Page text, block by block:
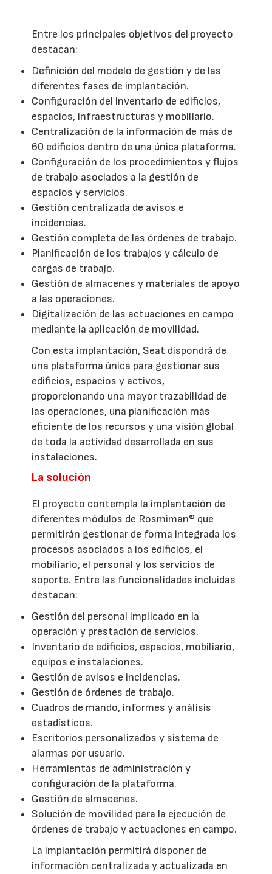
Entre los principales objetivos del proyecto
destacan:
Definición del modelo de gestión y de las
diferentes fases de implantación.
Configuración del inventario de edificios,
espacios, infraestructuras y mobiliario.
Centralización de la información de más de
60 edificios dentro de una única plataforma.
Configuración de los procedimientos y flujos
de trabajo asociados a la gestión de
espacios y servicios.
Gestión centralizada de avisos e
incidencias.
Gestión completa de las órdenes de trabajo.
Planificación de los trabajos y cálculo de
cargas de trabajo.
Gestión de almacenes y materiales de apoyo
a las operaciones.
Digitalización de las actuaciones en campo
mediante la aplicación de movilidad.
Con esta implantación, Seat dispondrá de
una plataforma única para gestionar sus
edificios, espacios y activos,
proporcionando una mayor trazabilidad de
las operaciones, una planificación más
eficiente de los recursos y una visión global
de toda la actividad desarrollada en sus
instalaciones.
La solución
El proyecto contempla la implantación de
diferentes módulos de Rosmiman® que
permitirán gestionar de forma integrada los
procesos asociados a los edificios, el
mobiliario, el personal y los servicios de
soporte. Entre las funcionalidades incluidas
destacan:
Gestión del personal implicado en la
operación y prestación de servicios.
Inventario de edificios, espacios, mobiliario,
equipos e instalaciones.
Gestión de avisos e incidencias.
Gestión de órdenes de trabajo.
Cuadros de mando, informes y análisis
estadísticos.
Escritorios personalizados y sistema de
alarmas por usuario.
Herramientas de administración y
configuración de la plataforma.
Gestión de almacenes.
Solución de movilidad para la ejecución de
órdenes de trabajo y actuaciones en campo.
La implantación permitirá disponer de
información centralizada y actualizada en